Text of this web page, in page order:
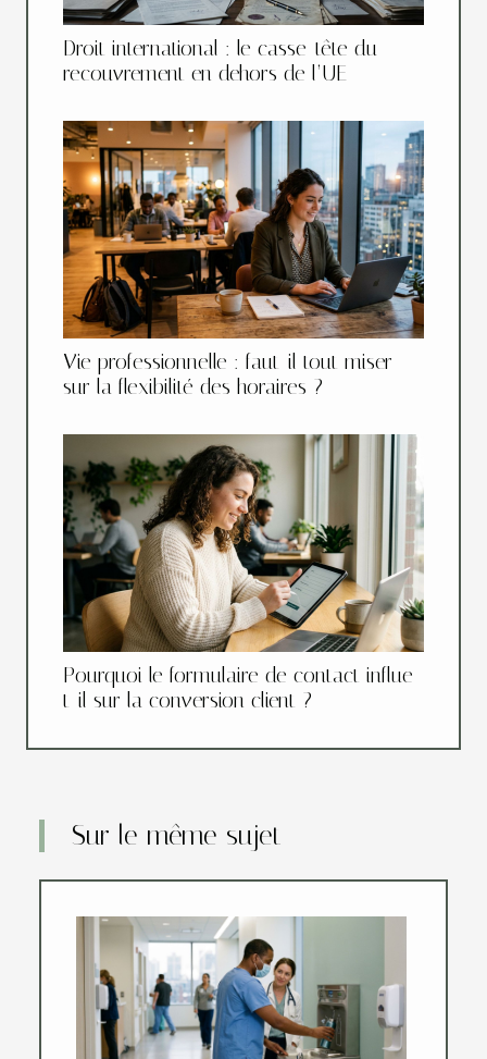
Droit international : le casse-tête du
recouvrement en dehors de l’UE
Vie professionnelle : faut-il tout miser
sur la flexibilité des horaires ?
Pourquoi le formulaire de contact influe-
t-il sur la conversion client ?
Sur le même sujet